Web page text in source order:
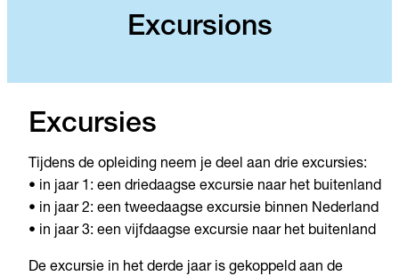
Excursions
Excursies
Tijdens de opleiding neem je deel aan drie excursies:
• in jaar 1: een driedaagse excursie naar het buitenland
• in jaar 2: een tweedaagse excursie binnen Nederland
• in jaar 3: een vijfdaagse excursie naar het buitenland
De excursie in het derde jaar is gekoppeld aan de